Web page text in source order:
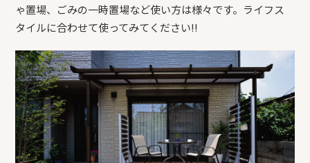
ゃ置場、ごみの一時置場など使い方は様々です。ライフス
タイルに合わせて使ってみてください!!